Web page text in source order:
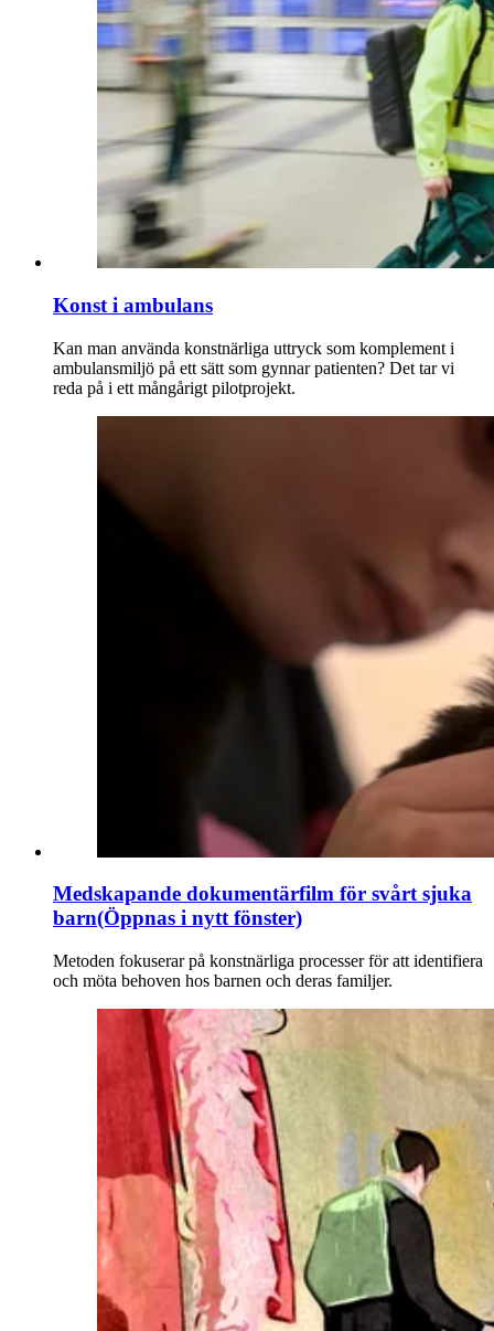
Konst i ambulans
Kan man använda konstnärliga uttryck som komplement i
ambulansmiljö på ett sätt som gynnar patienten? Det tar vi
reda på i ett mångårigt pilotprojekt.
Medskapande dokumentärfilm för svårt sjuka
barn(Öppnas i nytt fönster)
Metoden fokuserar på konstnärliga processer för att identifiera
och möta behoven hos barnen och deras familjer.